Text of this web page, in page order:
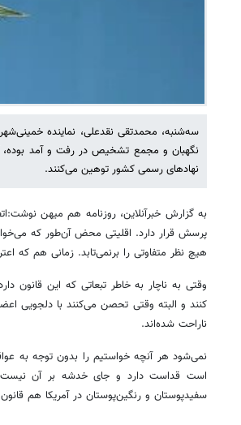
سه‌شنبه، محمدتقی نقدعلی، نماینده
نگهبان و مجمع تشخیص در رفت و آمد بوده،
نهادهای رسمی کشور توهین می‌کنند.
به گزارش خبرآنلاین، روزنامه هم میهن
هیچ نظر متفاوتی را برنمی‌تابد. زمانی هم که
وقتی به ناچار به خاطر تبعاتی که این قانون
کنند و البته وقتی تحصن می‌کنند با دلجویی
ناراحت شده‌اند.
نمی‌شود هر آنچه خواستیم را بدون توجه به
است قداست دارد و جای خدشه بر آن نیست.
سفیدپوستان و رنگین‌پوستان در آمریکا هم